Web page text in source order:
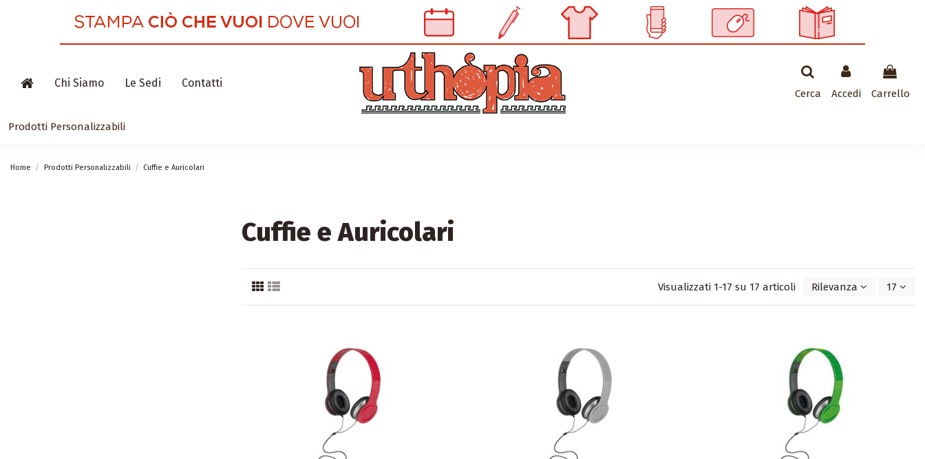
Chi Siamo Le Sedi Contatti
Cerca Accedi Carrello
Prodotti Personalizzabili
Home Prodotti Personalizzabili Cuffie e Auricolari
Cuffie e Auricolari
Visualizzati 1-17 su 17 articoli Rilevanza 17